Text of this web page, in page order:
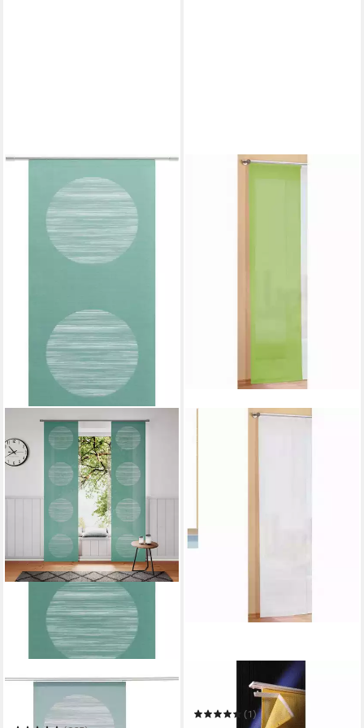
NEUTEX FOR YOU!
Schiebegardine Padova
Mehrere Größen
Schiebegardine
(1)